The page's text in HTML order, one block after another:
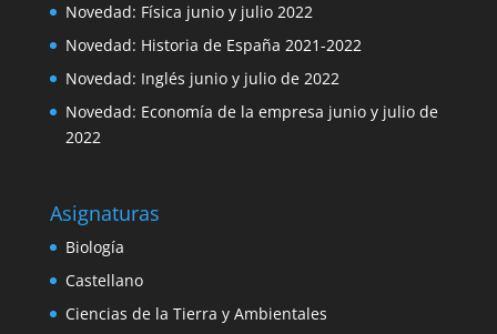
Novedad: Física junio y julio 2022
Novedad: Historia de España 2021-2022
Novedad: Inglés junio y julio de 2022
Novedad: Economía de la empresa junio y julio de
2022
Asignaturas
Biología
Castellano
Ciencias de la Tierra y Ambientales